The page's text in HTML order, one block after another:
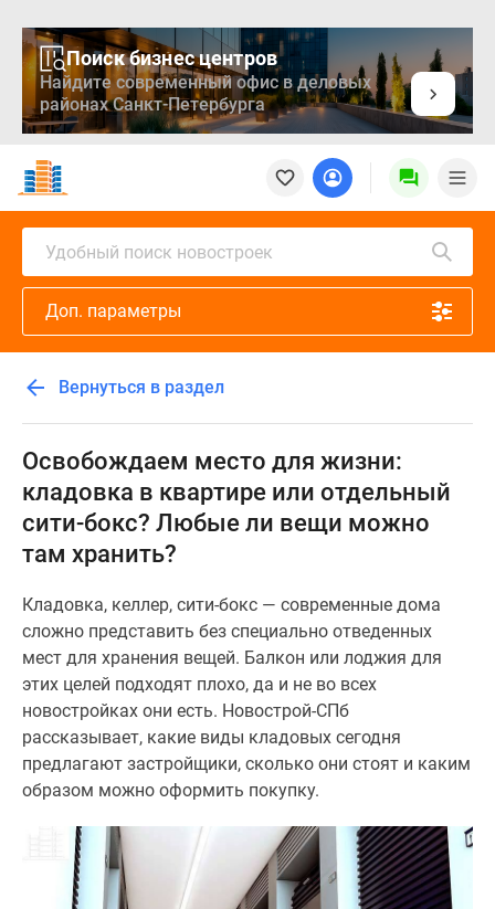
Поиск бизнес центров
Найдите современный офис в деловых
районах Санкт-Петербурга
Новостройки
Квартиры
Ипотека
Медиа
проекте
Контакты
Реклама
сайте
Дзен
Продавцы
застройщики
Коммерческие
Квартиры
карте
Эксперты
авторы
Машино-
места
предложения
Апартаменты
Новостройки
Удобный поиск новостроек
Доп. параметры
Вернуться в раздел
Освобождаем место для жизни:
кладовка в квартире или отдельный
сити-бокс? Любые ли вещи можно
там хранить?
Кладовка, келлер, сити-бокс — современные дома
сложно представить без специально отведенных
мест для хранения вещей. Балкон или лоджия для
этих целей подходят плохо, да и не во всех
новостройках они есть. Новострой-СПб
рассказывает, какие виды кладовых сегодня
предлагают застройщики, сколько они стоят и каким
образом можно оформить покупку.